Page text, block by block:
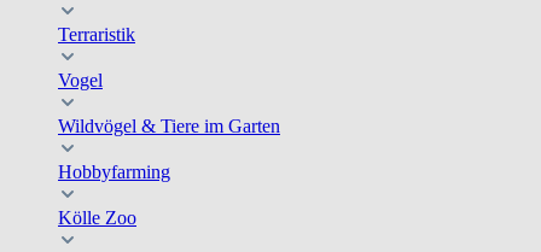
Terraristik
Vogel
Wildvögel & Tiere im Garten
Hobbyfarming
Kölle Zoo